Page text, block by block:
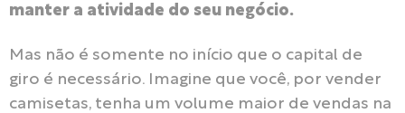
manter a atividade do seu negócio.
Mas não é somente no início que o capital de
giro é necessário. Imagine que você, por vender
camisetas, tenha um volume maior de vendas na